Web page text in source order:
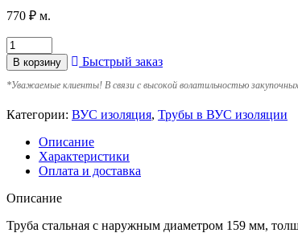
770 ₽ м.
В корзину Быстрый заказ
*Уважаемые клиенты! В связи с высокой волатильностью
Категории: ВУС изоляция, Трубы в ВУС изоляции
Описание
Характеристики
Оплата и доставка
Описание
Труба стальная с наружным диаметром 159 мм,